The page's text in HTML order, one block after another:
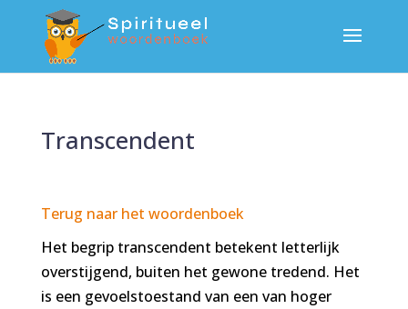
Transcendent
Terug naar het woordenboek
Het begrip transcendent betekent letterlijk
overstijgend, buiten het gewone tredend. Het
is een gevoelstoestand van een van hoger